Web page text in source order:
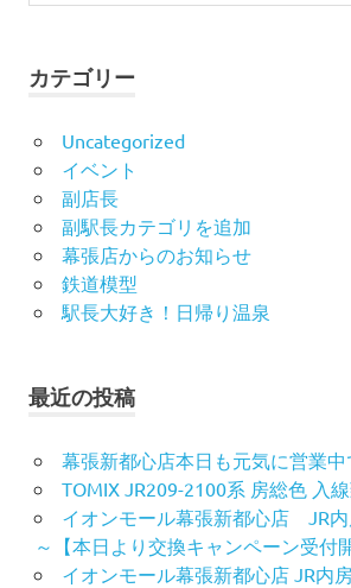
カテゴリー
Uncategorized
イベント
副店長
副駅長カテゴリを追加
幕張店からのお知らせ
鉄道模型
駅長大好き！日帰り温泉
最近の投稿
幕張新都心店本日も元気に営業中
TOMIX JR209-2100系 房総色 入
イオンモール幕張新都心店 JR内
～【本日より交換キャンペーン受付
イオンモール幕張新都心店 JR内